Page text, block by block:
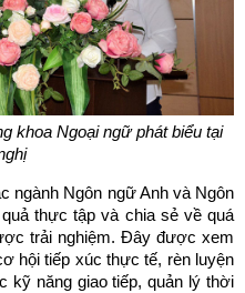
khoa Ngoại ngữ phát biểu tại
ngành Ngôn ngữ Anh và Ngôn
thực tập và chia sẻ về quá
trải nghiệm. Đây được xem
hội tiếp xúc thực tế, rèn luyện
kỹ năng giao tiếp, quản lý thời